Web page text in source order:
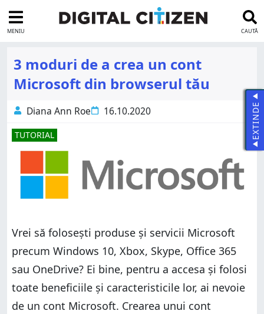
MENIU CAUTĂ
3 moduri de a crea un cont
Microsoft din browserul tău
Diana Ann Roe 16.10.2020
TUTORIAL
Vrei să folosești produse și servicii Microsoft
precum Windows 10, Xbox, Skype, Office 365
sau OneDrive? Ei bine, pentru a accesa și folosi
toate beneficiile și caracteristicile lor, ai nevoie
de un cont Microsoft. Crearea unui cont
EXTINDE